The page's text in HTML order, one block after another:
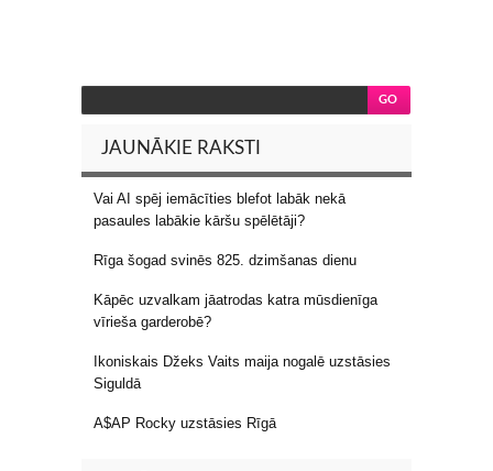
JAUNĀKIE RAKSTI
Vai AI spēj iemācīties blefot labāk nekā
pasaules labākie kāršu spēlētāji?
Rīga šogad svinēs 825. dzimšanas dienu
Kāpēc uzvalkam jāatrodas katra mūsdienīga
vīrieša garderobē?
Ikoniskais Džeks Vaits maija nogalē uzstāsies
Siguldā
A$AP Rocky uzstāsies Rīgā